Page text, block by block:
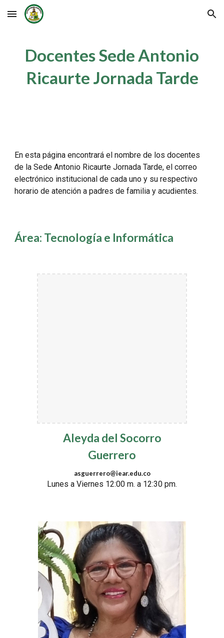
Skip to main content Skip to navigation
Docentes Sede Antonio
Ricaurte Jornada Tarde
En esta página encontrará el nombre de los docentes
de la Sede Antonio Ricaurte JornadaTarde, el correo
electrónico institucional de cada uno y su respectivo
horario de atención a padres de familia y acudientes.
Área: Tecnología e Informática
Aleyda del Socorro
Guerrero
asguerrero@iear.edu.co
Lunes a Viernes 12:00 m. a 12:30 pm.